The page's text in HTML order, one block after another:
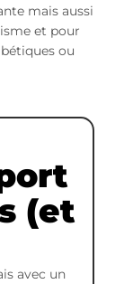
mais aussi
et pour
ou
(et
avec un